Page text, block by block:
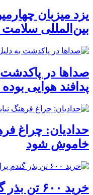
یزد میزبان
بین‌المللی
صداها در پاکدشت
پدافند هوایی
حدادیان: چراغ
خاموش شود
خرید ۶۰۰